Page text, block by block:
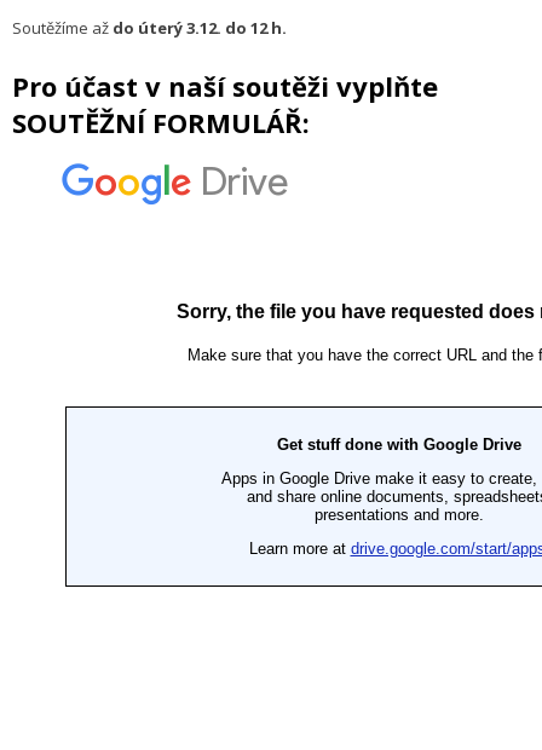
Soutěžíme až do úterý 3.12. do 12 h.
Pro účast v naší soutěži vyplňte
SOUTĚŽNÍ FORMULÁŘ: